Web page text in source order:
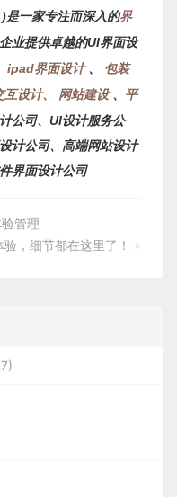
)是一家专注而深入的界
业提供卓越的UI界面设
ipad界面设计 、 包装
设计、 网站建设 、 平
公司、 UI设计服务公
计公司、高端网站设计
界面设计公司
管理
，细节都在这里了！
»